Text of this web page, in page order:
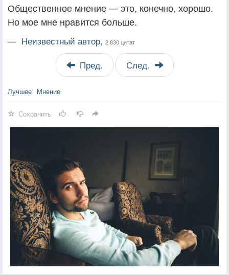
Общественное мнение — это, конечно, хорошо.
Но мое мне нравится больше.
— Неизвестный автор, 2 830 цитат
Пред. След.
Лучшее Мнение
Сохранить